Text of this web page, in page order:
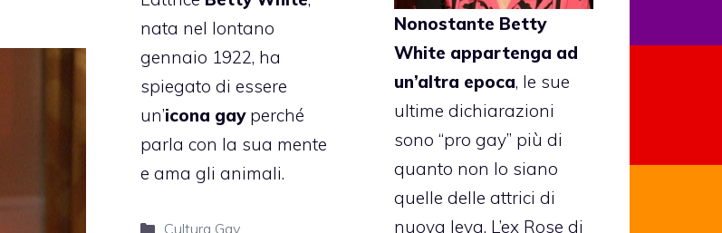
nata nel lontano
gennaio 1922, ha
spiegato di essere
un’icona gayperché
parla con la sua mente
e ama gli animali.
Categorie
Cultura Gay
Nonostante Betty
White appartenga ad
un’altra epoca, le sue
ultime dichiarazioni
sono “pro gay” più di
quanto non lo siano
quelle delle attrici di
nuova leva. L’ex Rose di